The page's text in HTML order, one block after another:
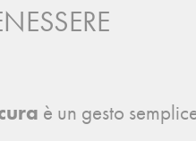
è un gesto